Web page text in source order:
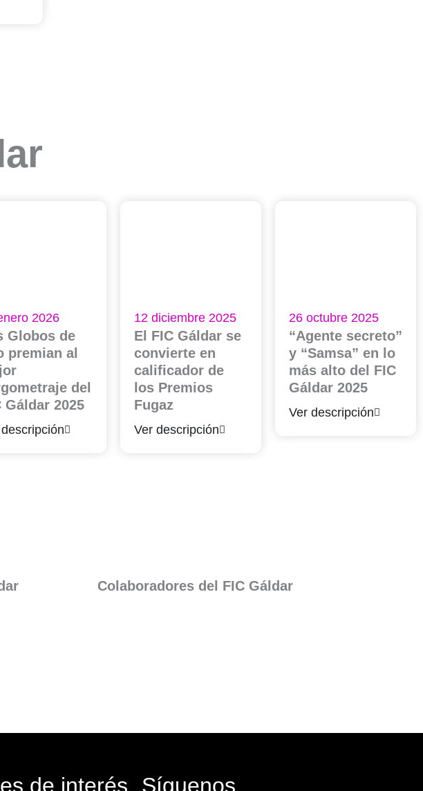
2026
Globos de
premian al
del
Gáldar 2025
12 diciembre 2025
El FIC Gáldar se
convierte en
calificador de
los Premios
Fugaz
Ver descripción
26 octubre 2025
“Agente secreto”
y “Samsa” en lo
más alto del FIC
Gáldar 2025
Ver descripción
Colaboradores del FIC Gáldar
de interés Síguenos